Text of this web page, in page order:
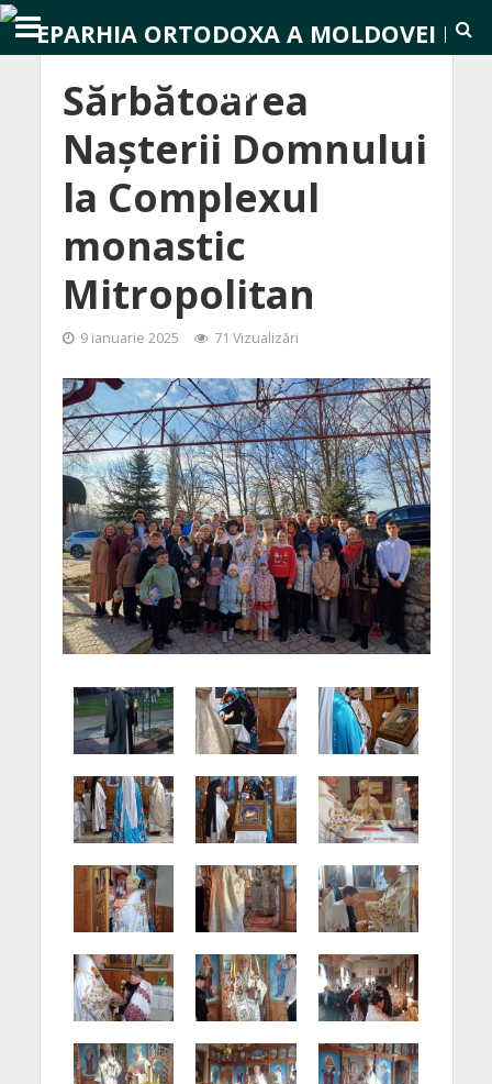
Sărbătoarea
Nașterii Domnului
la Complexul
monastic
Mitropolitan
9 ianuarie 2025 71 Vizualizări